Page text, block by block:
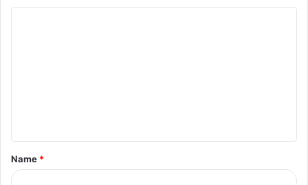
t
*
Name *